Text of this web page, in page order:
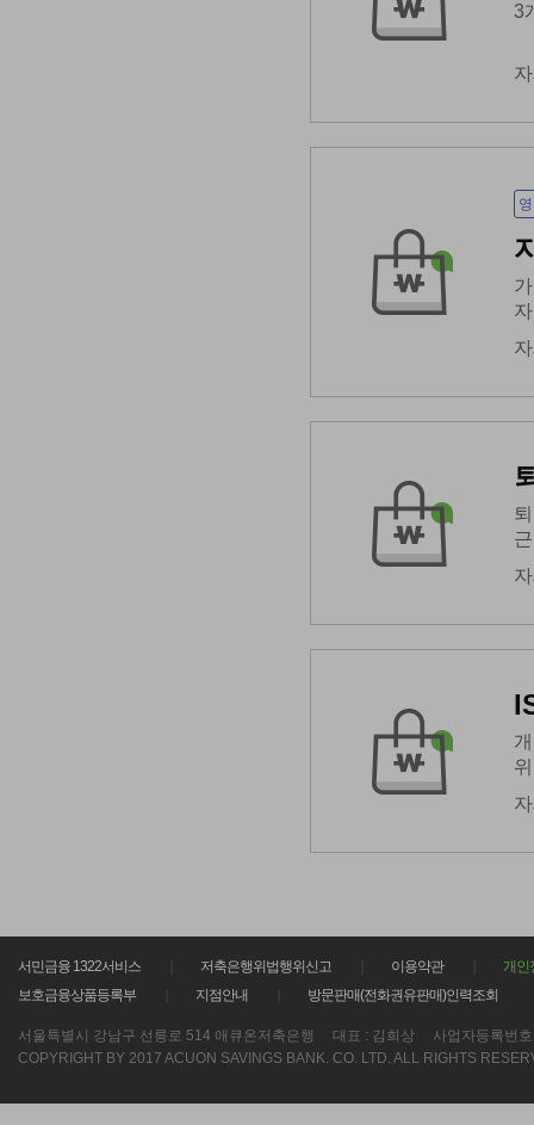
3
서민금융 1322서비스 저축은행위법행위신고 이용약관
개인
보호금융상품등록부
지점안내 방문판매(전화권유판매)인력조회
서울특별시 강남구 선릉로 514 애큐온저축은행 대표 : 김희상 사업자등록번
COPYRIGHT BY 2017 ACUON SAVINGS BANK. CO. LTD. ALL RIGHTS